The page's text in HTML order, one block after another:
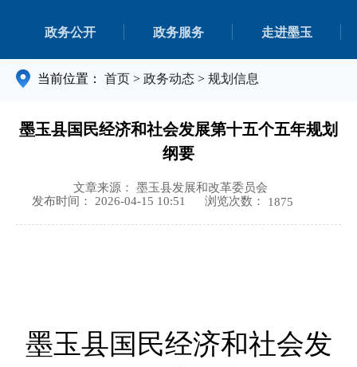
政务公开 政务服务 走进墨玉
当前位置： 首页 > 政务动态 > 规划信息
墨玉县国民经济和社会发展第十五个五年规划
纲要
文章来源： 墨玉县发展和改革委员会
发布时间： 2026-04-15 10:51
浏览次数： 1875
墨玉县国民经济和社会发